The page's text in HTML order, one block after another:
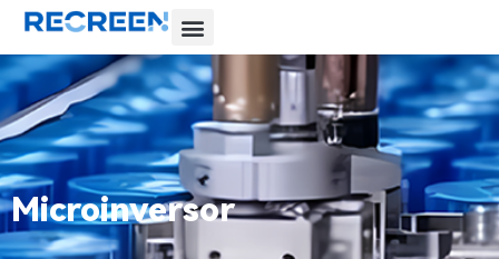
Microinversor